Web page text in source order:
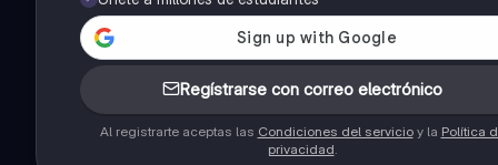
Regístrarse con correo electrónico
Al registrarte aceptas las Condiciones del servicioy la Política
privacidad.